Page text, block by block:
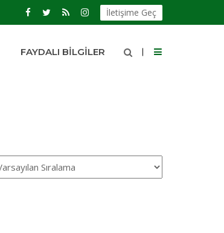
İletişime Geç
FAYDALI BILGILER